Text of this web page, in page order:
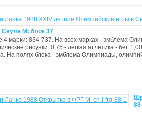
Сеуле М: блок 37
4 марки: 834-737. На всех марках - эмблема
рисунки. 0,75 - легкая атлетика - бег.
На полях блока - эмблема Олимпиады,